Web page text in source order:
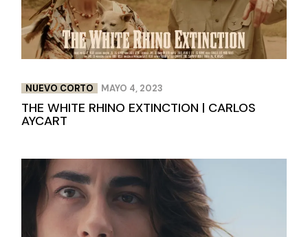
NUEVO CORTO MAYO 4, 2023
THE WHITE RHINO EXTINCTION | CARLOS
AYCART